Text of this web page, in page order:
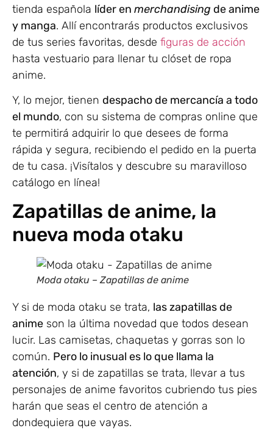
tienda española líder en merchandising de anime
y manga. Allí encontrarás productos exclusivos
de tus series favoritas, desde figuras de acción
hasta vestuario para llenar tu clóset de ropa
anime.
Y, lo mejor, tienen despacho de mercancía a todo
el mundo, con su sistema de compras online que
te permitirá adquirir lo que desees de forma
rápida y segura, recibiendo el pedido en la puerta
de tu casa. ¡Visítalos y descubre su maravilloso
catálogo en línea!
Zapatillas de anime, la
nueva moda otaku
Moda otaku – Zapatillas de anime
Y si de moda otaku se trata, las zapatillas de
anime son la última novedad que todos desean
lucir. Las camisetas, chaquetas y gorras son lo
común. Pero lo inusual es lo que llama la
atención, y si de zapatillas se trata, llevar a tus
personajes de anime favoritos cubriendo tus pies
harán que seas el centro de atención a
dondequiera que vayas.